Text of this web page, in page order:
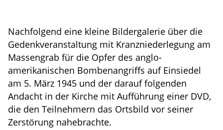
Nachfolgend eine kleine Bildergalerie über die
Gedenkveranstaltung mit Kranzniederlegung am
Massengrab für die Opfer des anglo-
amerikanischen Bombenangriffs auf Einsiedel
am 5. März 1945 und der darauf folgenden
Andacht in der Kirche mit Aufführung einer DVD,
die den Teilnehmern das Ortsbild vor seiner
Zerstörung nahebrachte.